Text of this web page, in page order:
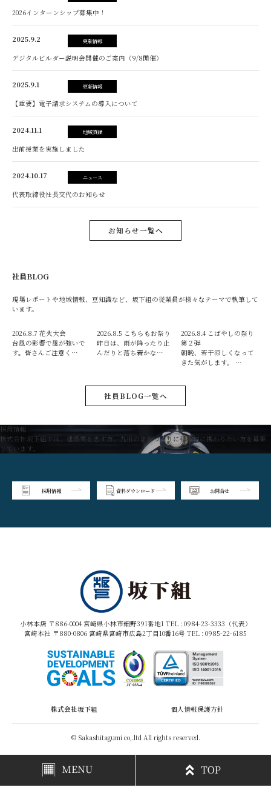
2026インターンシップ募集中！
2025.9.2 更新情報
デジタルビルダー説明会開催のご案内（9/8開催）
2025.9.1 更新情報
【重要】電子請求システムの導入について
2024.11.1 地域貢献
出前授業を実施しました
2024.10.17 ニュース
代表取締役社長交代のお知らせ
お知らせ一覧へ
社員BLOG
現場レポートや地域情報、豆知識など、坂下組の従業員が様々なテーマで執筆して
います。
2026.8.7 花火大会
台風の影響で風が強いで
す。皆さんご注意く…
2026.8.5 こちらもお祭り
昨日は、雨が降ったり止
んだりと落ち着かな…
2026.8.4 こばやしの祭り
第２弾
朝晩、若干涼しくなって
きた気がします。 …
社員BLOG一覧へ
採用情報
株式会社坂下組では、建設業を志す方、九州のまちづくりに積極的に携わりたい方を募集
しています。
採用情報 資料ダウンロード お問合せ
小林本店 〒886-0004 宮崎県小林市細野391番地1 TEL : 0984-23-3333（代表）
宮崎本社 〒880-0806 宮崎県宮崎市広島2丁目10番16号 TEL : 0985-22-6185
株式会社坂下組 個人情報保護方針
© Sakashitagumi co,.ltd All rights reserved.